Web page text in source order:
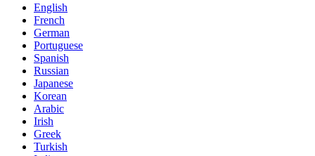
English
French
German
Portuguese
Spanish
Russian
Japanese
Korean
Arabic
Irish
Greek
Turkish